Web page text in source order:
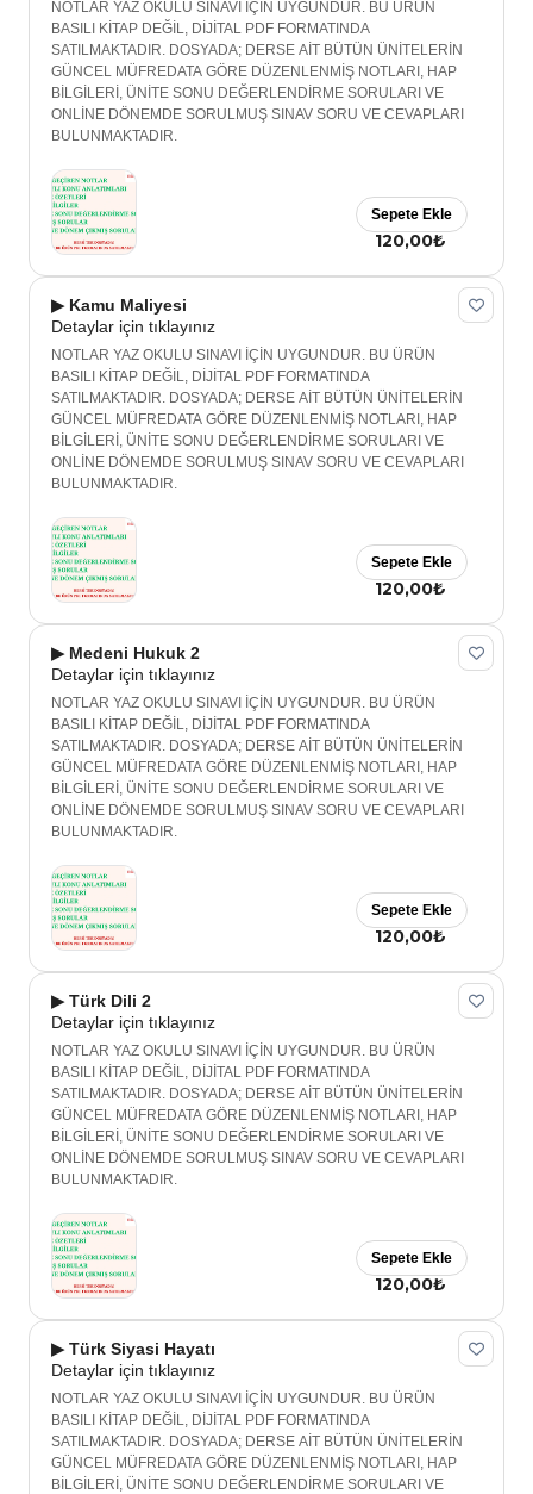
NOTLAR YAZ OKULU SINAVI İÇİN UYGUNDUR. BU ÜRÜN
BASILI KİTAP DEĞİL, DİJİTAL PDF FORMATINDA
SATILMAKTADIR. DOSYADA; DERSE AİT BÜTÜN ÜNİTELERİN
GÜNCEL MÜFREDATA GÖRE DÜZENLENMİŞ NOTLARI, HAP
BİLGİLERİ, ÜNİTE SONU DEĞERLENDİRME SORULARI VE
ONLİNE DÖNEMDE SORULMUŞ SINAV SORU VE CEVAPLARI
BULUNMAKTADIR.
120,00₺
Sepete Ekle
▶ Kamu Maliyesi
Detaylar için tıklayınız
NOTLAR YAZ OKULU SINAVI İÇİN UYGUNDUR. BU ÜRÜN
BASILI KİTAP DEĞİL, DİJİTAL PDF FORMATINDA
SATILMAKTADIR. DOSYADA; DERSE AİT BÜTÜN ÜNİTELERİN
GÜNCEL MÜFREDATA GÖRE DÜZENLENMİŞ NOTLARI, HAP
BİLGİLERİ, ÜNİTE SONU DEĞERLENDİRME SORULARI VE
ONLİNE DÖNEMDE SORULMUŞ SINAV SORU VE CEVAPLARI
BULUNMAKTADIR.
120,00₺
Sepete Ekle
▶ Medeni Hukuk 2
Detaylar için tıklayınız
NOTLAR YAZ OKULU SINAVI İÇİN UYGUNDUR. BU ÜRÜN
BASILI KİTAP DEĞİL, DİJİTAL PDF FORMATINDA
SATILMAKTADIR. DOSYADA; DERSE AİT BÜTÜN ÜNİTELERİN
GÜNCEL MÜFREDATA GÖRE DÜZENLENMİŞ NOTLARI, HAP
BİLGİLERİ, ÜNİTE SONU DEĞERLENDİRME SORULARI VE
ONLİNE DÖNEMDE SORULMUŞ SINAV SORU VE CEVAPLARI
BULUNMAKTADIR.
120,00₺
Sepete Ekle
▶ Türk Dili 2
Detaylar için tıklayınız
NOTLAR YAZ OKULU SINAVI İÇİN UYGUNDUR. BU ÜRÜN
BASILI KİTAP DEĞİL, DİJİTAL PDF FORMATINDA
SATILMAKTADIR. DOSYADA; DERSE AİT BÜTÜN ÜNİTELERİN
GÜNCEL MÜFREDATA GÖRE DÜZENLENMİŞ NOTLARI, HAP
BİLGİLERİ, ÜNİTE SONU DEĞERLENDİRME SORULARI VE
ONLİNE DÖNEMDE SORULMUŞ SINAV SORU VE CEVAPLARI
BULUNMAKTADIR.
120,00₺
Sepete Ekle
▶ Türk Siyasi Hayatı
Detaylar için tıklayınız
NOTLAR YAZ OKULU SINAVI İÇİN UYGUNDUR. BU ÜRÜN
BASILI KİTAP DEĞİL, DİJİTAL PDF FORMATINDA
SATILMAKTADIR. DOSYADA; DERSE AİT BÜTÜN ÜNİTELERİN
GÜNCEL MÜFREDATA GÖRE DÜZENLENMİŞ NOTLARI, HAP
BİLGİLERİ, ÜNİTE SONU DEĞERLENDİRME SORULARI VE